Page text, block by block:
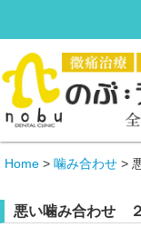
Home > 噛み合わせ >
悪い噛み合わせ ２